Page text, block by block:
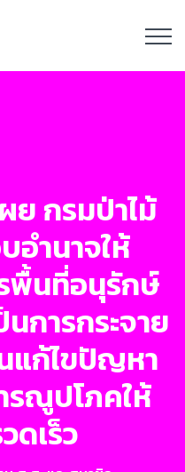
ย กรมป่าไม้
อำนาจให้
พื้นที่อนุรักษ์
การกระจาย
แก้ไขปัญหา
รณูปโภคให้
ดเร็ว